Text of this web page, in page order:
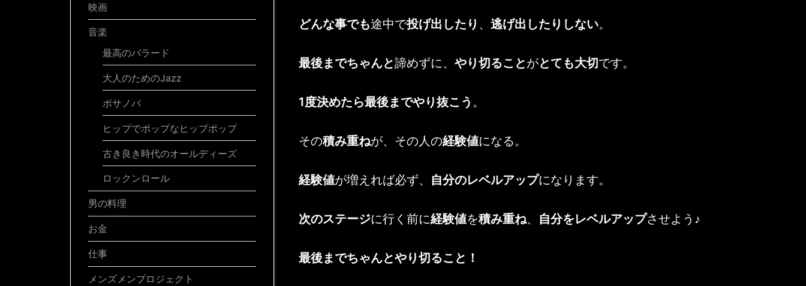
Posted
on
2026年4月9日
MENSMEN
どんな事でも途中で投げ出したり 、 逃げ出したりしない。
最後までちゃんと諦めずに、 やり切ることがとても大切です。
1度決めたら最後までやり抜こう 。
その積み重ねが、その人の経験値になる。
経験値が増えれば必ず、 自分のレベルアップになります。
次のステージに行く前に経験値を積み重ね、 自分をレベルアップさせよう♪
最後までちゃんとやり切ること！
映画
音楽
最高のバラード
大人のためのJazz
ボサノバ
ヒップでポップなヒップポップ
古き良き時代のオールディーズ
ロックンロール
男の料理
お金
仕事
メンズメンプロジェクト